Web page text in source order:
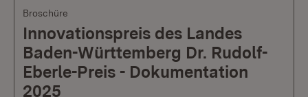
Broschüre
Innovationspreis des Landes
Baden-Württemberg Dr. Rudolf-
Eberle-Preis - Dokumentation
2025